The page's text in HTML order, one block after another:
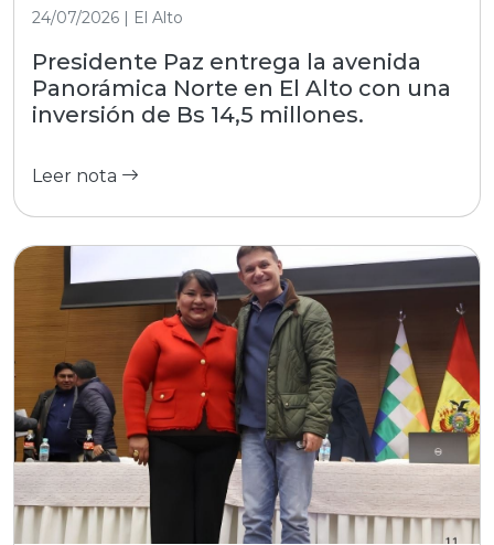
24/07/2026 | El Alto
Presidente Paz entrega la avenida
Panorámica Norte en El Alto con una
inversión de Bs 14,5 millones.
Leer nota